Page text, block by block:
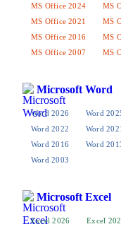
MS Office 2024
MS
MS Office 2021
MS
MS Office 2016
MS
MS Office 2007
MS
Microsoft Word
Word 2026 Word
Word 2022
Word
Word 2016
Word
Word 2003
Microsoft Excel
Excel 2026 Excel